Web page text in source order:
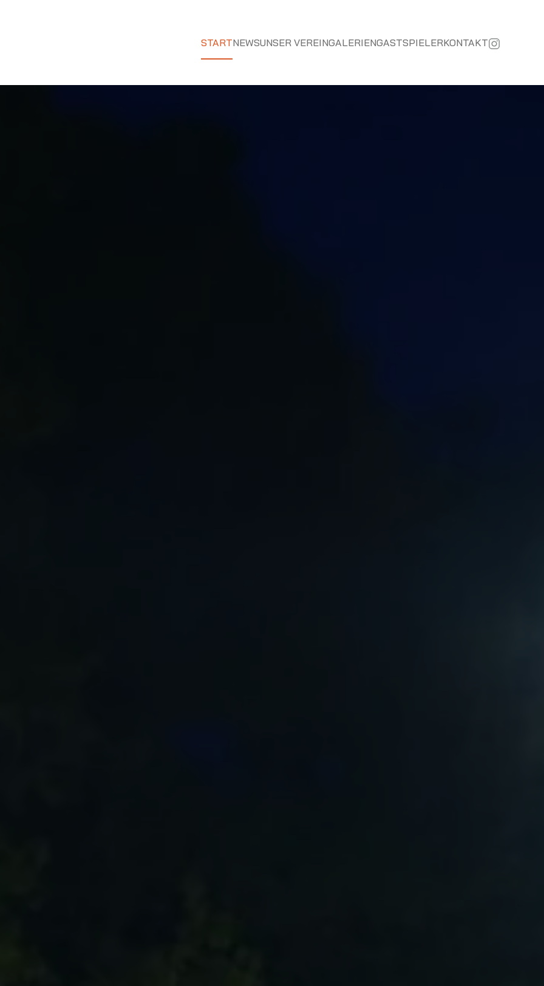
STARTNEWSUNSER VEREINGALERIENGASTSPIELERKONTAKT